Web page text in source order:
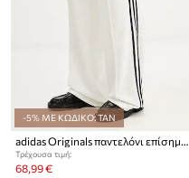
-5% ΜΕ ΚΩΔΙΚΟ: TAN
adidas Originals παντελόνι επίσημο γυναικείο Terry Towel Firebird
Τρέχουσα τιμή:
68,99 €